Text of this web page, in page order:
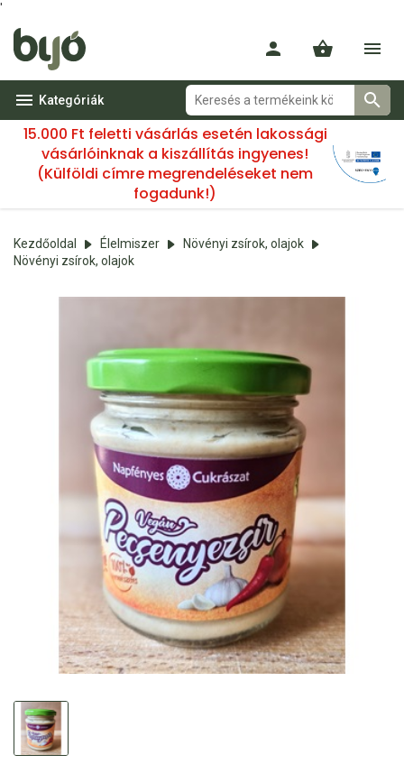
'
Kategóriák
15.000 Ft feletti vásárlás esetén lakossági
vásárlóinknak a kiszállítás ingyenes!
(Külföldi címre megrendeléseket nem
fogadunk!)
Kezdőoldal Élelmiszer
Növényi zsírok, olajok
Növényi zsírok, olajok